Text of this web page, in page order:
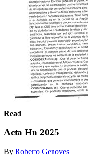
Read
Acta Hn 2025
By Roberto Genoves